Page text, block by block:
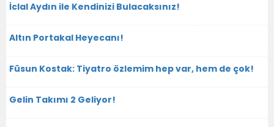
İclal Aydın ile Kendinizi Bulacaksınız!
Altın Portakal Heyecanı!
Füsun Kostak: Tiyatro özlemim hep var, hem de çok!
Gelin Takımı 2 Geliyor!